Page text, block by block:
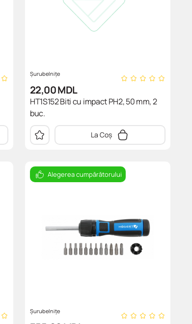
Șurubelnițe
22,00MDL
HT1S152 Biti cu impact PH2, 50 mm, 2
buc.
La Coș
Alegerea cumpărătorului
Șurubelnițe